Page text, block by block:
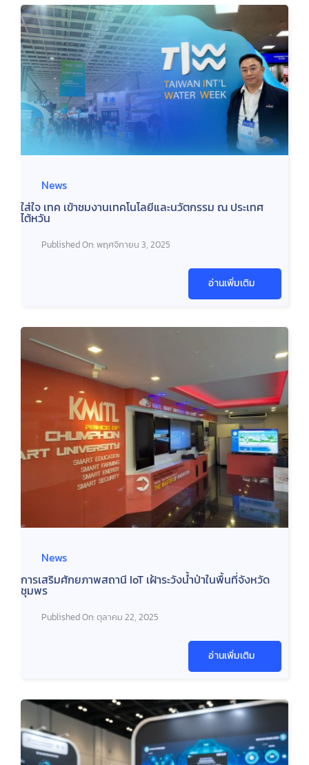
News
ใส่ใจ เทค เข้าชมงานเทคโนโลยีและนวัตกรรม ณ ประเทศ
ไต้หวัน
Published On: พฤศจิกายน 3, 2025
อ่านเพิ่มเติม
News
การเสริมศักยภาพสถานี IoT เฝ้าระวังน้ำป่าในพื้นที่จังหวัด
ชุมพร
Published On: ตุลาคม 22, 2025
อ่านเพิ่มเติม